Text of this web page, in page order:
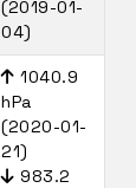
(2019-01-
04)
1040.9
hPa
(2020-01-
21)
983.2